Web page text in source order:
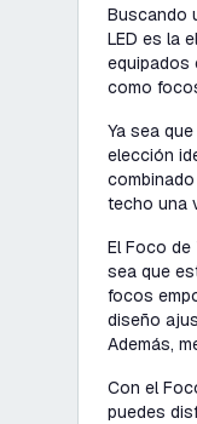
Buscando
LED es la
equipados
como
Ya sea
elección
techo una
El Foco de
sea que
focos
diseño
Además,
Con el
puedes